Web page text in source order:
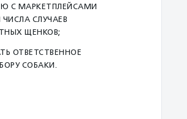
С МАРКЕТПЛЕЙСАМИ
СЛУЧАЕВ
ЩЕНКОВ;
ОТВЕТСТВЕННОЕ
СОБАКИ.